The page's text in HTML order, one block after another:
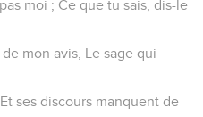
moi ; Ce que tu sais, dis-le
mon avis, Le sage qui
ses discours manquent de